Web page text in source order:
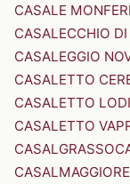
CASALE
CASALECCHIO DI
CASALEGGIO
CASALETTO
CASALETTO
CASALETTO
CASALGRASSO
CASALMAGGIORE